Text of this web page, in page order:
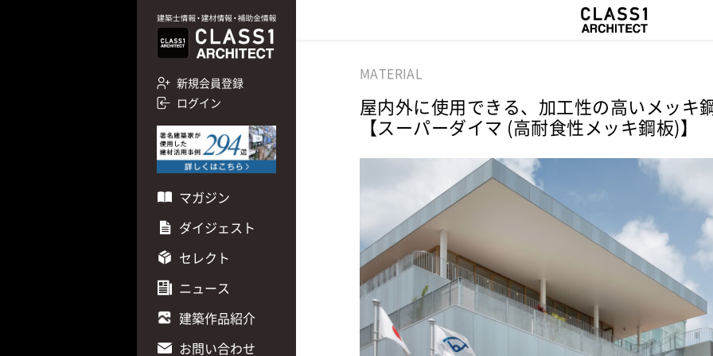
新規会員登録
ログイン
マガジン
ダイジェスト
セレクト
ニュース
建築作品紹介
お問い合わせ
MATERIAL
屋内外に使用できる、加工性の高いメッキ
【スーパーダイマ (高耐食性メッキ鋼板)】